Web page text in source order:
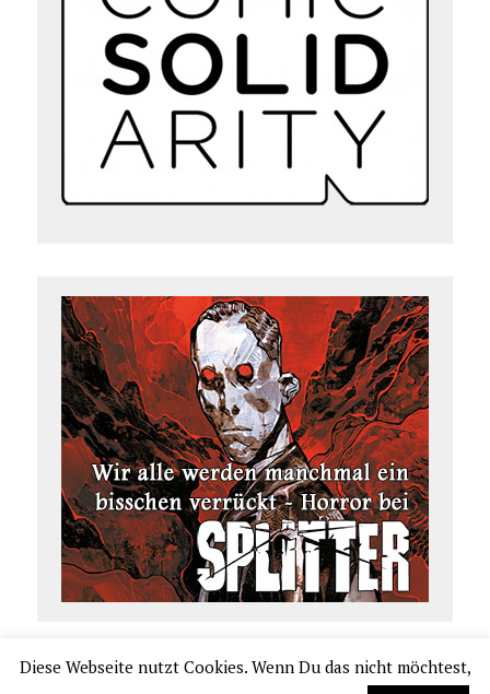
Diese Webseite nutzt Cookies. Wenn Du das nicht möchtest,